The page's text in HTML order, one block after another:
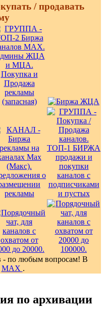
/ продавать
- по любым вопросам! В
MAX .
по архивации